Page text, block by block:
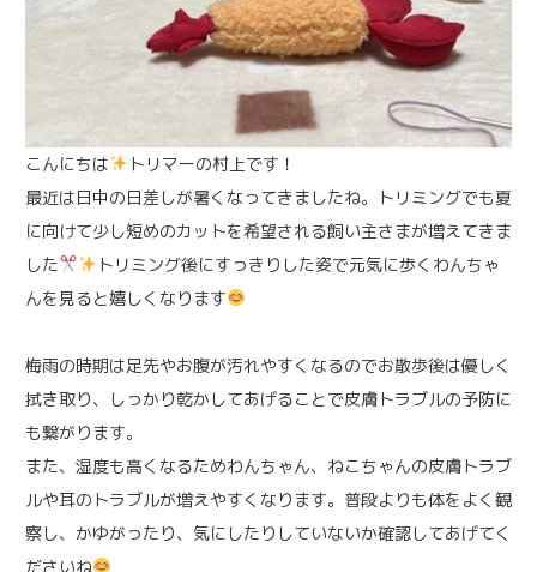
来院される方へのお願い
アニマルプラスの特別なメディカルケア
アニマルドック
免疫細胞療法
鎮痛療法
痛みと不安を緩和する治療法です
こんにちは
トリマーの村上です！
最近は日中の日差しが暑くなってきましたね。トリミングでも夏
に向けて少し短めのカットを希望される飼い主さまが増えてきま
した
トリミング後にすっきりした姿で元気に歩くわんちゃ
んを見ると嬉しくなります
梅雨の時期は足先やお腹が汚れやすくなるのでお散歩後は優しく
拭き取り、しっかり乾かしてあげることで皮膚トラブルの予防に
も繋がります。
また、湿度も高くなるためわんちゃん、ねこちゃんの皮膚トラブ
ルや耳のトラブルが増えやすくなります。普段よりも体をよく観
察し、かゆがったり、気にしたりしていないか確認してあげてく
ださいね